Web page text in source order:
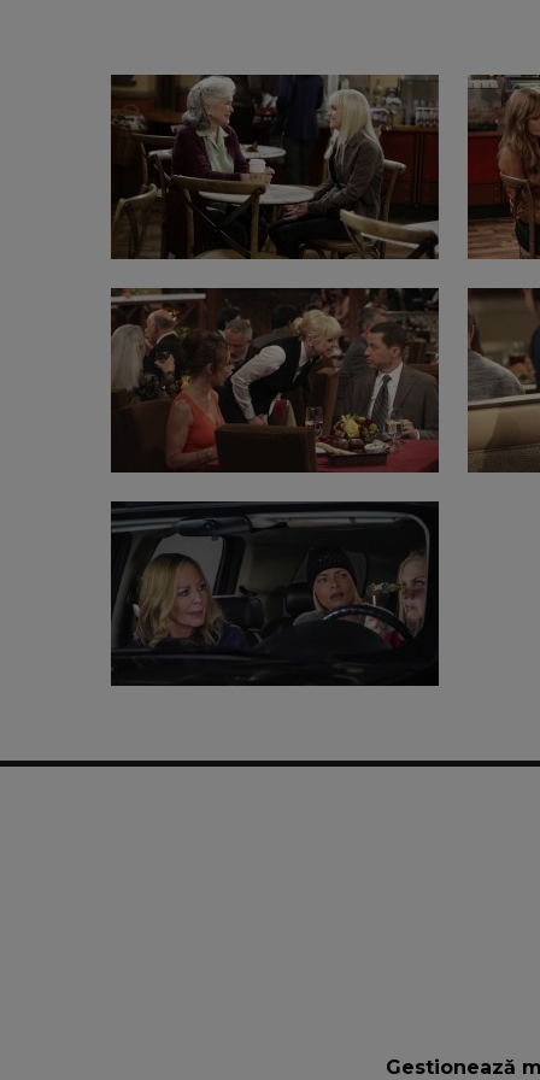
Gestionează